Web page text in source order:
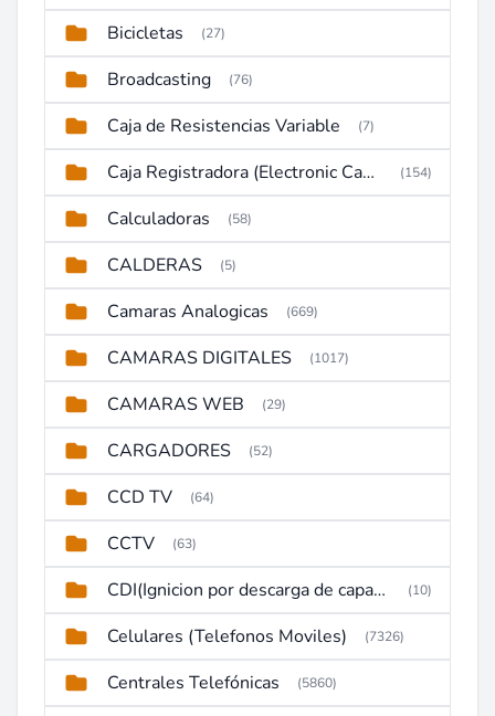
Bicicletas (27)
Broadcasting (76)
Caja de Resistencias Variable (7)
Caja Registradora (Electronic Cash Register) (154)
Calculadoras (58)
CALDERAS (5)
Camaras Analogicas (669)
CAMARAS DIGITALES (1017)
CAMARAS WEB (29)
CARGADORES (52)
CCD TV (64)
CCTV (63)
CDI(Ignicion por descarga de capacitor) (10)
Celulares (Telefonos Moviles) (7326)
Centrales Telefónicas (5860)